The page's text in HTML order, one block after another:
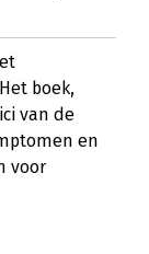
boek,
van de
en
voor